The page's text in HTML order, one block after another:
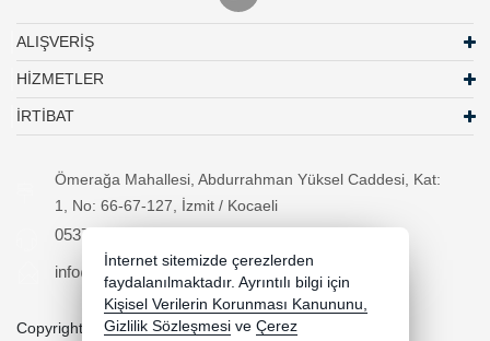
ALIŞVERİŞ
HİZMETLER
İRTİBAT
Ömerağa Mahallesi, Abdurrahman Yüksel Caddesi, Kat:
1, No: 66-67-127, İzmit / Kocaeli
05370294557
info@necipbilgisayar.net
Copyright 2026 necipbilgisayar.net - Tüm hakları saklıdır.
İnternet sitemizde çerezlerden
faydalanılmaktadır. Ayrıntılı bilgi için
Kişisel Verilerin Korunması Kanununu,
Gizlilik Sözleşmesi ve Çerez